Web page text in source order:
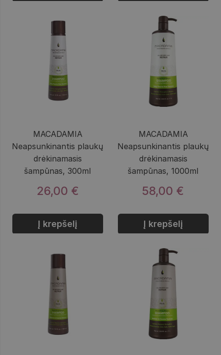
MACADAMIA
Neapsunkinantis plaukų
drėkinamasis
šampūnas, 300ml
26,00 €
Į krepšelį
MACADAMIA
Neapsunkinantis plaukų
drėkinamasis
šampūnas, 1000ml
58,00 €
Į krepšelį